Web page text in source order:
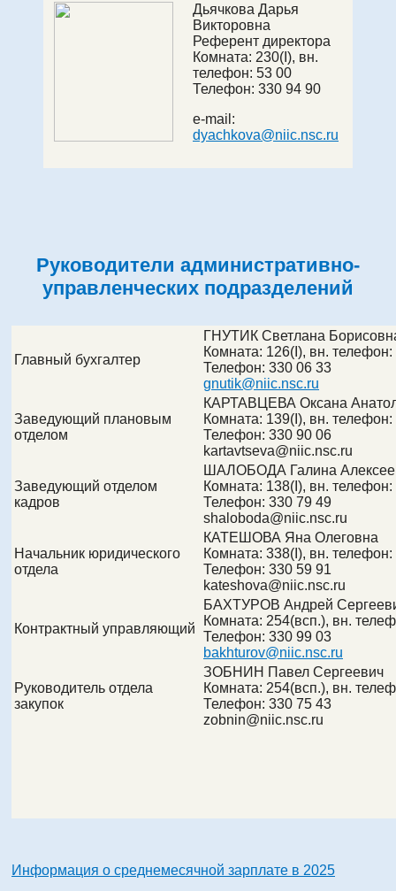
Дьячкова Дарья
Викторовна
Референт директора
Комната: 230(I), вн.
телефон: 53 00
Телефон: 330 94 90
e-mail:
dyachkova@niic.nsc.ru
Руководители административно-
управленческих подразделений
Главный бухгалтер
ГНУТИК Светлана
Комната: 126(I), вн. телефон:
Телефон: 330 06 33
gnutik@niic.nsc.ru
Заведующий плановым
отделом
КАРТАВЦЕВА Оксана
Комната: 139(I), вн. телефон:
Телефон: 330 90 06
kartavtseva@niic.nsc.ru
Заведующий отделом
кадров
ШАЛОБОДА Галина
Комната: 138(I), вн. телефон:
Телефон: 330 79 49
shaloboda@niic.nsc.ru
Начальник юридического
отдела
КАТЕШОВА Яна Олеговна
Комната: 338(I), вн. телефон:
Телефон: 330 59 91
kateshova@niic.nsc.ru
Контрактный управляющий
БАХТУРОВ Андрей
Комната: 254(всп.), вн.
Телефон: 330 99 03
bakhturov@niic.nsc.ru
Руководитель отдела
закупок
ЗОБНИН Павел Сергеевич
Комната: 254(всп.), вн.
Телефон: 330 75 43
zobnin@niic.nsc.ru
Информация о среднемесячной зарплате в 2025